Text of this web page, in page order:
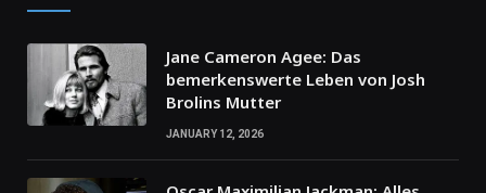
Jane Cameron Agee: Das
bemerkenswerte Leben von Josh
Brolins Mutter
JANUARY 12, 2026